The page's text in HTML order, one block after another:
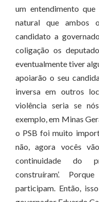
um entendimento
natural que ambos
candidato a
coligação os
eventualmente tiver
apoiarão o seu
inversa em outros
violência seria se
exemplo, em Minas
o PSB foi muito
não, agora vocês
continuidade do
construíram’.
participam. Então,